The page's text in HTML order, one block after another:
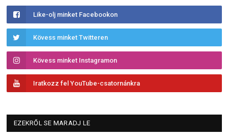
Like-olj minket Facebookon
Kövess minket Twitteren
Kövess minket Instagramon
Iratkozz fel YouTube-csatornánkra
EZEKRŐL SE MARADJ LE